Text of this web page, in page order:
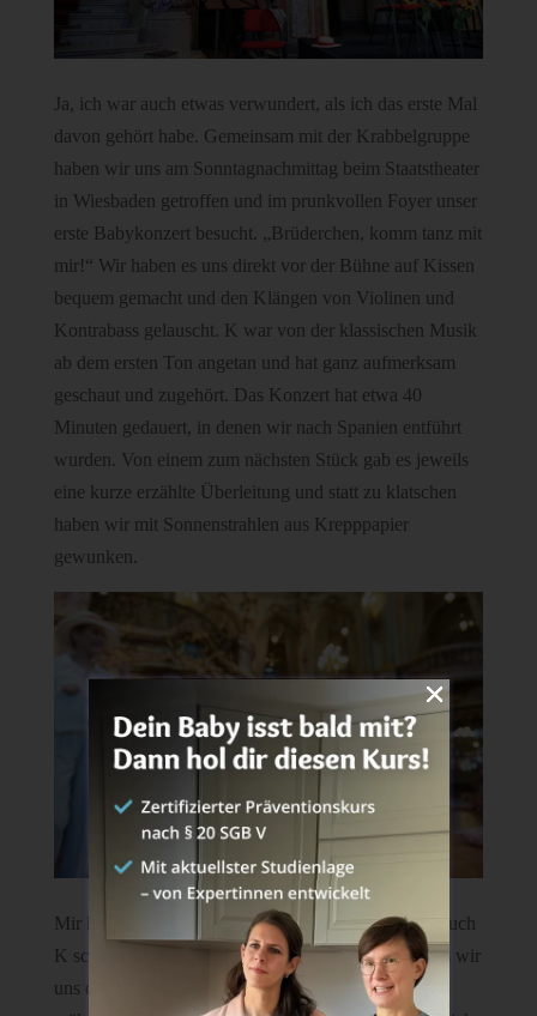
Ja, ich war auch etwas verwundert, als ich das erste Mal
davon gehört habe. Gemeinsam mit der Krabbelgruppe
haben wir uns am Sonntagnachmittag beim Staatstheater
in Wiesbaden getroffen und im prunkvollen Foyer unser
erste Babykonzert besucht. „Brüderchen, komm tanz mit
mir!“ Wir haben es uns direkt vor der Bühne auf Kissen
bequem gemacht und den Klängen von Violinen und
Kontrabass gelauscht. K war von der klassischen Musik
ab dem ersten Ton angetan und hat ganz aufmerksam
geschaut und zugehört. Das Konzert hat etwa 40
Minuten gedauert, in denen wir nach Spanien entführt
wurden. Von einem zum nächsten Stück gab es jeweils
eine kurze erzählte Überleitung und statt zu klatschen
haben wir mit Sonnenstrahlen aus Krepppapier
gewunken.
Mir hat das Babykonzert wirklich gut gefallen und auch
K schien es Spaß gemacht zu haben. Vor allem, dass wir
uns dort mit ihren Freunden getroffen haben und sie